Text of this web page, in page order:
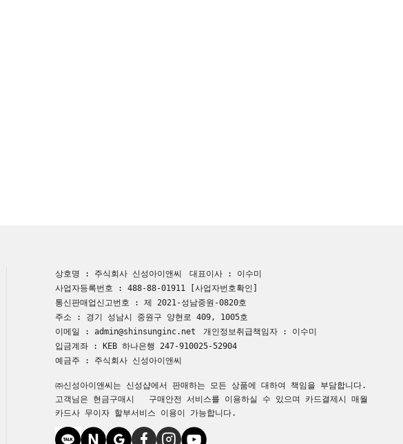
상호명 : 주식회사 신성아이앤씨
대표이사 : 이수미
사업자등록번호 : 488-88-01911
[사업자번호확인]
통신판매업신고번호 : 제 2021-성남중원-0820호
주소 : 경기 성남시 중원구 양현로 409, 1005호
이메일 : admin@shinsunginc.net
개인정보취급책임자 : 이수미
입금계좌 : KEB 하나은행 247-910025-52904
예금주 : 주식회사 신성아이앤씨
㈜신성아이앤씨는 신성샵에서 판매하는 모든 상품에 대하여 책임을 부담합니다.
고객님은 현금구매시 구매안전 서비스를 이용하실 수 있으며 카드결제시 매월
카드사 무이자 할부서비스 이용이 가능합니다.